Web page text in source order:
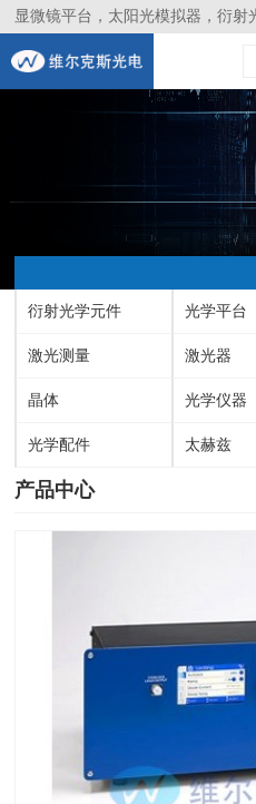
显微镜平台，太阳光模拟器，衍
谱仪，生物激光器，光束分析仪，
衍射光学元件 光学平台
激光测量 激光器
晶体 光学仪器
光学配件 太赫兹
产品中心